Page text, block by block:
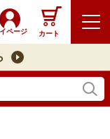
ページ カート